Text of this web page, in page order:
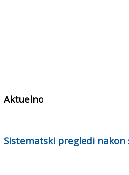
Aktuelno
Sistematski pregledi nakon